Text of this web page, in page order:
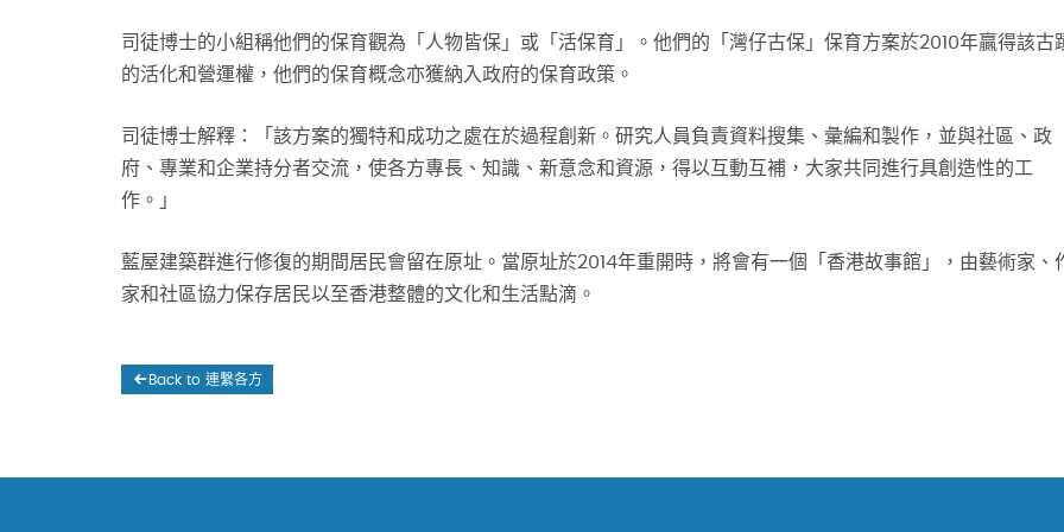
司徒博士的小組稱他們的保育觀為「人物皆保」或「活保育」。他們的「灣仔古保」保育方案於2010年贏得該古
的活化和營運權，他們的保育概念亦獲納入政府的保育政策。
司徒博士解釋：「該方案的獨特和成功之處在於過程創新。研究人員負責資料搜集、彙編和製作，並與社區、政
府、專業和企業持分者交流，使各方專長、知識、新意念和資源，得以互動互補，大家共同進行具創造性的工
作。」
藍屋建築群進行修復的期間居民會留在原址。當原址於2014年重開時，將會有一個「香港故事館」，由藝術家、
家和社區協力保存居民以至香港整體的文化和生活點滴。
Back to 連繫各方